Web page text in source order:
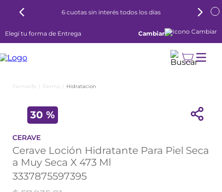
6 cuotas sin interés todos los días
Elegí tu forma de Entrega Cambiar
Dermo Hidratacion
30 %
CERAVE
Cerave Loción Hidratante Para Piel Seca
a Muy Seca X 473 Ml
3337875597395